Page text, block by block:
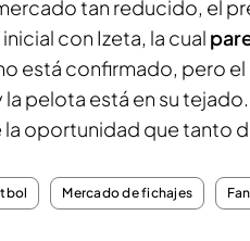
tan reducido, el
con Izeta, la cual
está confirmado, pero
pelota está en su
la oportunidad que tanto
Mercado de fichajes